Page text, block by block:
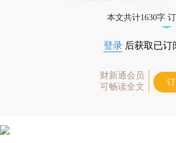
本文共计1630字
登录 后获取已订
财新通会员
可畅读全文